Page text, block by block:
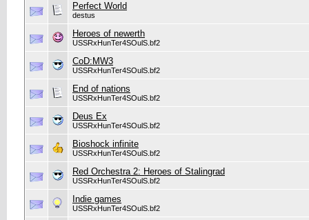
Perfect World
destus
Heroes of newerth
USSRxHunTer4SOulS.bf2
CoD:MW3
USSRxHunTer4SOulS.bf2
End of nations
USSRxHunTer4SOulS.bf2
Deus Ex
USSRxHunTer4SOulS.bf2
Bioshock infinite
USSRxHunTer4SOulS.bf2
Red Orchestra 2: Heroes of Stalingrad
USSRxHunTer4SOulS.bf2
Indie games
USSRxHunTer4SOulS.bf2